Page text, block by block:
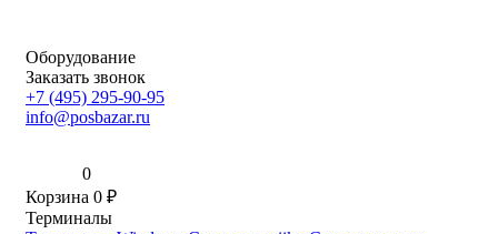
Оборудование
Заказать звонок
+7 (495) 295-90-95
info@posbazar.ru
0
Корзина 0 ₽
Терминалы